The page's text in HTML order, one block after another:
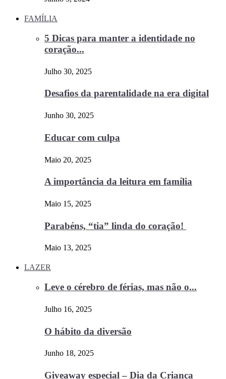
FAMÍLIA
5 Dicas para manter a identidade no
coração...
Julho 30, 2025
Desafios da parentalidade na era digital
Junho 30, 2025
Educar com culpa
Maio 20, 2025
A importância da leitura em família
Maio 15, 2025
Parabéns, “tia” linda do coração!
Maio 13, 2025
LAZER
Leve o cérebro de férias, mas não o...
Julho 16, 2025
O hábito da diversão
Junho 18, 2025
Giveaway especial – Dia da Criança